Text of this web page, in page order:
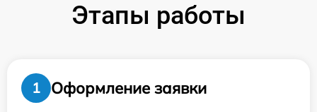
Этапы работы
1
Оформление заявки